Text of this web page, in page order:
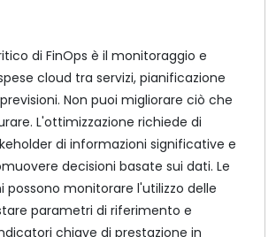
di FinOps è il monitoraggio e
cloud tra servizi, pianificazione
Non puoi migliorare ciò che
L'ottimizzazione richiede di
di informazioni significative e
decisioni basate sui dati. Le
possono monitorare l'utilizzo delle
parametri di riferimento e
chiave di prestazione in